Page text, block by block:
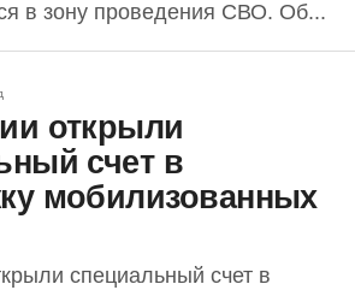
в зону проведения СВО. Об...
открыли
счет в
мобилизованных
специальный счет в